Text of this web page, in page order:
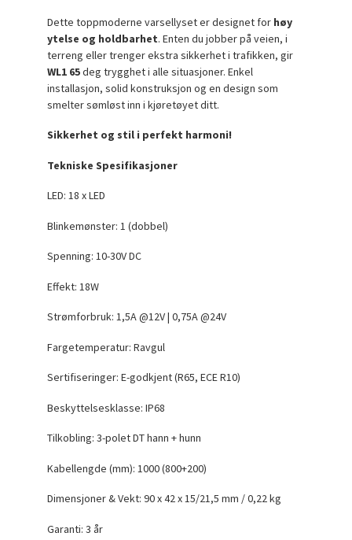
Dette toppmoderne varsellyset er designet for høy
ytelse og holdbarhet. Enten du jobber på veien, i
terreng eller trenger ekstra sikkerhet i trafikken, gir
WL1 65deg trygghet i alle situasjoner. Enkel
installasjon, solid konstruksjon og en design som
smelter sømløst inn i kjøretøyet ditt.
Sikkerhet og stil i perfekt harmoni!
Tekniske Spesifikasjoner
LED: 18 x LED
Blinkemønster: 1 (dobbel)
Spenning: 10-30V DC
Effekt:18W
Strømforbruk: 1,5A @12V | 0,75A @24V
Fargetemperatur: Ravgul
Sertifiseringer: E-godkjent (R65, ECE R10)
Beskyttelsesklasse: IP68
Tilkobling: 3-polet DT hann + hunn
Kabellengde (mm): 1000 (800+200)
Dimensjoner & Vekt: 90 x 42 x 15/21,5 mm / 0,22 kg
Garanti: 3 år